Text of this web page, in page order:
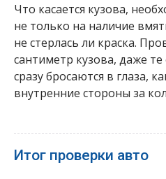
Что касается кузова,
не только на наличие
не стерлась ли краска.
сантиметр кузова, даже
сразу бросаются в глаза,
внутренние стороны за
Итог проверки авто